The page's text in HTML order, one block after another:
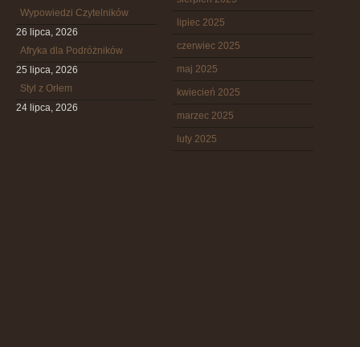
Wypowiedzi Czytelników
26 lipca, 2026
Afryka dla Podróżników
25 lipca, 2026
Styl z Orłem
24 lipca, 2026
lipiec 2025
czerwiec 2025
maj 2025
kwiecień 2025
marzec 2025
luty 2025